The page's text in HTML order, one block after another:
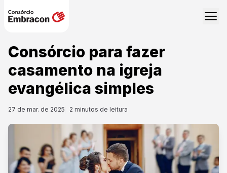
Consórcio para fazer
casamento na igreja
evangélica simples
27 de mar. de 2025 2 minutos de leitura